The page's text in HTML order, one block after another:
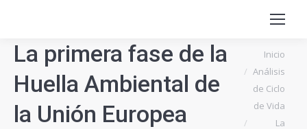
La primera fase de la
Huella Ambiental de
la Unión Europea
Estás aquí:
Inicio
Análisis
de Ciclo
de Vida
La